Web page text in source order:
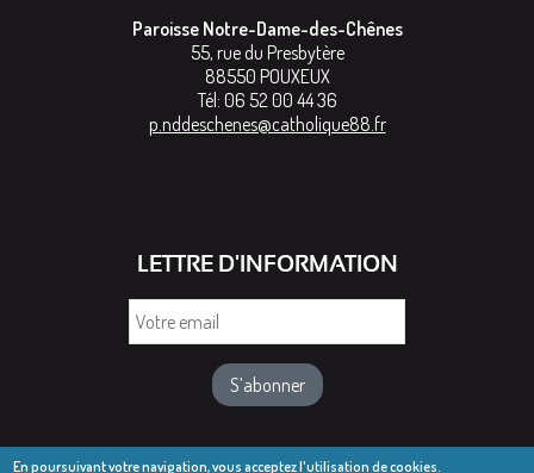
Paroisse Notre-Dame-des-Chênes
55, rue du Presbytère
88550 POUXEUX
Tél: 06 52 00 44 36
p.nddeschenes@catholique88.fr
LETTRE D'INFORMATION
En poursuivant votre navigation, vous acceptez l'utilisation de cookies.